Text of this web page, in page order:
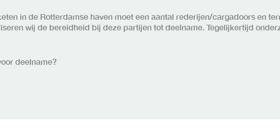
in de Rotterdamse haven moet een aantal rederijen/cargadoors en
wij de bereidheid bij deze partijen tot deelname. Tegelijkertijd
deelname?